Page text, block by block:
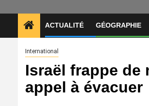
ACTUALITÉ GÉOGRAPHIE
International
Israël frappe de
appel à évacuer